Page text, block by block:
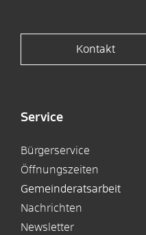
Kontakt
Service
Bürgerservice
Öffnungszeiten
Gemeinderatsarbeit
Nachrichten
Newsletter